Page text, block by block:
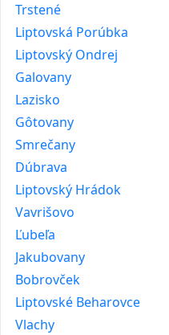
Trstené
Liptovská Porúbka
Liptovský Ondrej
Galovany
Lazisko
Gôtovany
Smrečany
Dúbrava
Liptovský Hrádok
Vavrišovo
Ľubeľa
Jakubovany
Bobrovček
Liptovské Beharovce
Vlachy